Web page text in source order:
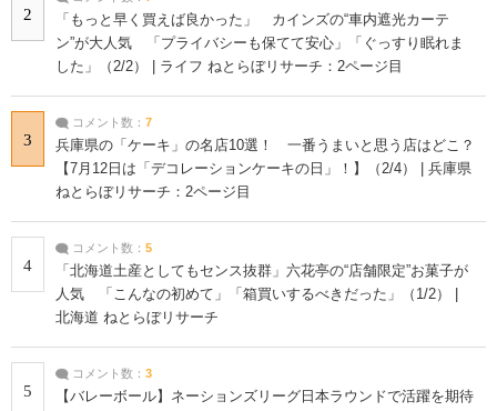
2
「もっと早く買えば良かった」 カインズの“車内遮光カーテ
ン”が大人気 「プライバシーも保てて安心」「ぐっすり眠れま
した」（2/2） | ライフ ねとらぼリサーチ：2ページ目
3
コメント数： 7
兵庫県の「ケーキ」の名店10選！ 一番うまいと思う店はどこ？
【7月12日は「デコレーションケーキの日」！】（2/4） | 兵庫県
ねとらぼリサーチ：2ページ目
4
コメント数： 5
「北海道土産としてもセンス抜群」六花亭の“店舗限定”お菓子が
人気 「こんなの初めて」「箱買いするべきだった」（1/2） |
北海道 ねとらぼリサーチ
5
コメント数： 3
【バレーボール】ネーションズリーグ日本ラウンドで活躍を期待